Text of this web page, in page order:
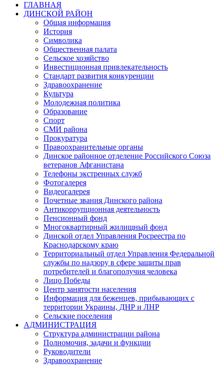
ГЛАВНАЯ
ДИНСКОЙ РАЙОН
Общая информация
История
Символика
Общественная палата
Сельское хозяйство
Инвестиционная привлекательность
Стандарт развития конкуренции
Здравоохранение
Культура
Молодежная политика
Образование
Спорт
СМИ района
Прокуратура
Правоохранительные органы
Динское районное отделение Российского Союза
ветеранов Афганистана
Телефоны экстренных служб
Фотогалерея
Видеогалерея
Почетные звания Динского района
Антикоррупционная деятельность
Пенсионный фонд
Многоквартирный жилищный фонд
Динской отдел Управления Росреестра по
Краснодарскому краю
Территориальный отдел Управления Федеральной
службы по надзору в сфере защиты прав
потребителей и благополучия человека
Лицо Победы
Центр занятости населения
Информация для беженцев, прибывающих с
территории Украины, ДНР и ЛНР
Сельские поселения
АДМИНИСТРАЦИЯ
Структура администрации района
Полномочия, задачи и функции
Руководители
Здравоохранение